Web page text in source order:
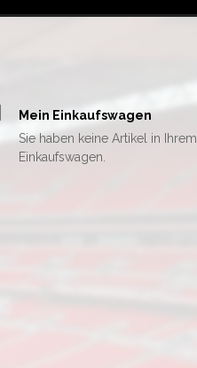
Mein Einkaufswagen
Sie haben keine Artikel in Ihrem
Einkaufswagen.